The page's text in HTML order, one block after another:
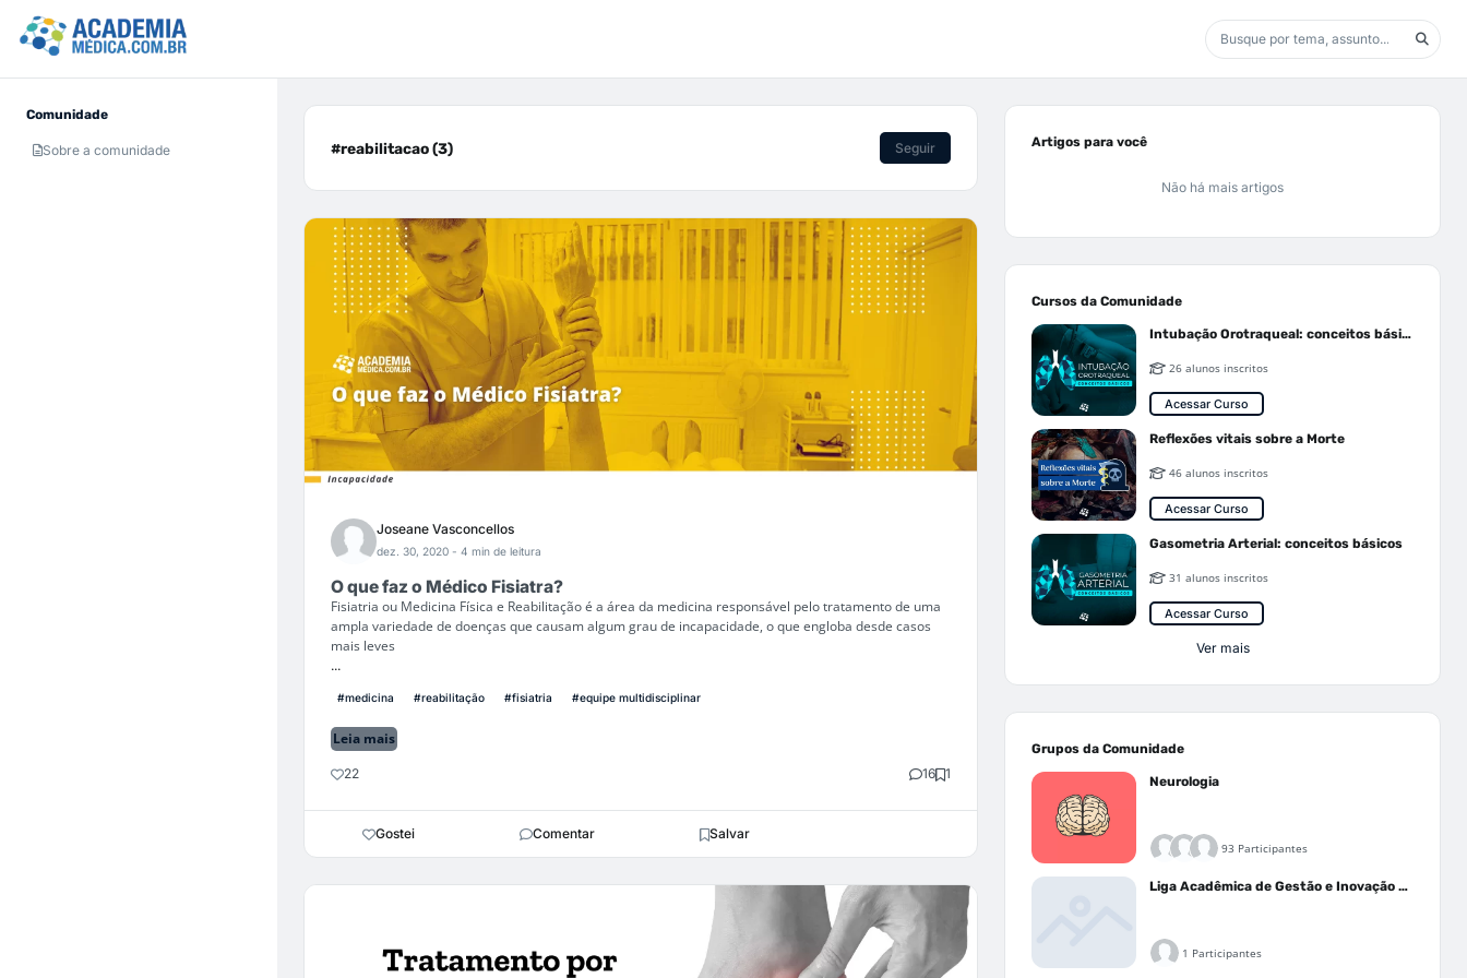
Comunidade
Sobre a comunidade #reabilitacao (3) Seguir
Joseane Vasconcellos
dez. 30, 2020 - 4 min de leitura
O que faz o Médico Fisiatra?
Fisiatria ou Medicina Física e Reabilitação é a área da medicina responsável pelo tratamento de uma
ampla variedade de doenças que causam algum grau de incapacidade, o que engloba desde casos
mais leves
...
#medicina #reabilitação #fisiatria #equipe multidisciplinar
Leia mais
22 16 1
Gostei Comentar Salvar
Artigos para você
Não há mais artigos
Cursos da Comunidade
Intubação Orotraqueal: conceitos básicos
26 alunos inscritos
Acessar Curso
Reflexões vitais sobre a Morte
46 alunos inscritos
Acessar Curso
Gasometria Arterial: conceitos básicos
31 alunos inscritos
Acessar Curso
Ver mais
Grupos da Comunidade
Neurologia
93 Participantes
Liga Acadêmica de Gestão e Inovação Médica - LAGIM
1 Participantes